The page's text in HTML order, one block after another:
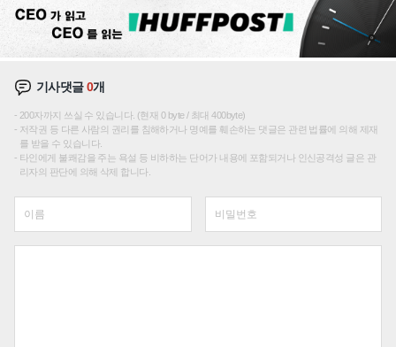
기사댓글0개
200자까지 쓰실 수 있습니다. (현재 0 byte / 최대 400byte)
저작권 등 다른 사람의 권리를 침해하거나 명예를 훼손하는 댓글은 관련 법률에 의해 제재
를 받을 수 있습니다.
타인에게 불쾌감을 주는 욕설 등 비하하는 단어가 내용에 포함되거나 인신공격성 글은 관
리자의 판단에 의해 삭제 합니다.